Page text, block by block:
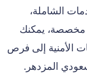
الشاملة،
مخصصة، يمكنك
الأمنية إلى فرص
المزدهر.